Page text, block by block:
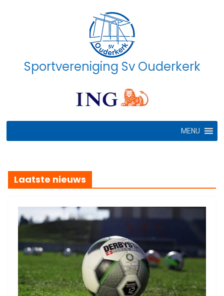
Sportvereniging Sv Ouderkerk
MENU
Laatste nieuws